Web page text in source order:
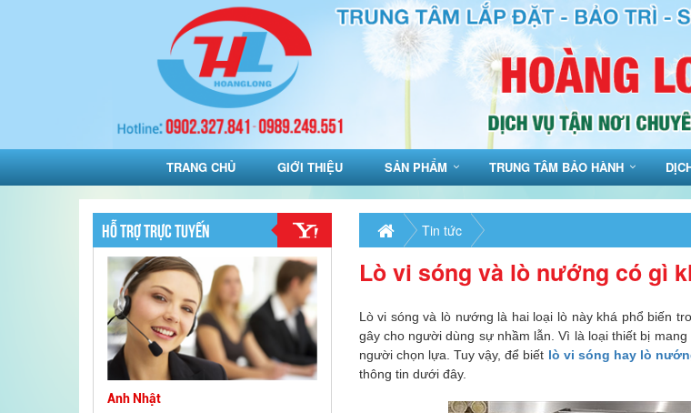
TRANG CHỦ GIỚI THIỆU SẢN PHẨM TRUNG TÂM BẢO HÀNH
HỖ TRỢ TRỰC TUYẾN
Anh Nhật
Tin tức
Lò vi sóng và lò nướng có gì
Lò vi sóng và lò nướng là hai loại lò này khá phổ biến
gây cho người dùng sự nhầm lẫn. Vì là loại thiết bị
người chọn lựa. Tuy vậy, để biết lò vi sóng hay lò
thông tin dưới đây.